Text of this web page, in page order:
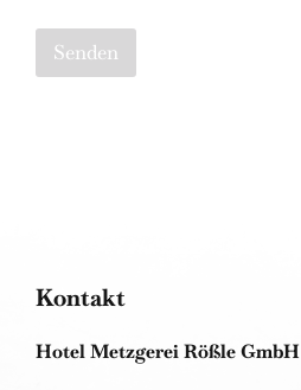
Senden
a
i
Kontakt
Hotel Metzgerei Rößle GmbH